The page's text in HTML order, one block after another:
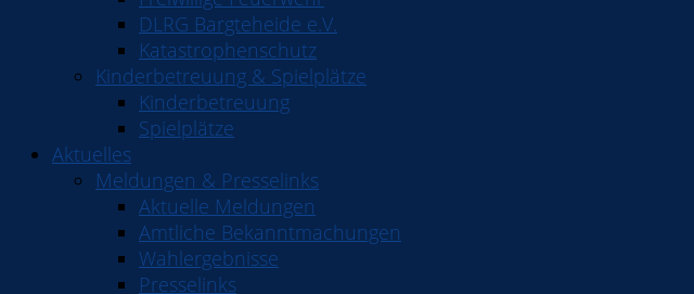
DLRG Bargteheide e.V.
Katastrophenschutz
Kinderbetreuung & Spielplätze
Kinderbetreuung
Spielplätze
Aktuelles
Meldungen & Presselinks
Aktuelle Meldungen
Amtliche Bekanntmachungen
Wahlergebnisse
Presselinks